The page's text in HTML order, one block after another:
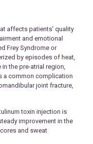
affects patients’ quality
and emotional
Frey Syndrome or
by episodes of heat,
the pre-atrial region,
a common complication
joint fracture,
toxin injection is
improvement in the
and sweat